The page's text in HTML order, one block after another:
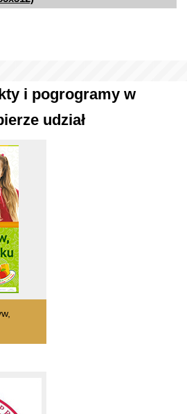
i pogrogramy w
udział